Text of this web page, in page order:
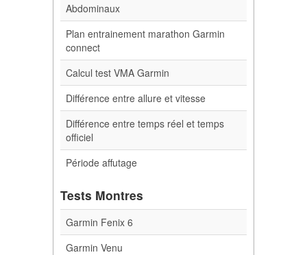
Abdominaux
Plan entrainement marathon Garmin
connect
Calcul test VMA Garmin
Différence entre allure et vitesse
Différence entre temps réel et temps
officiel
Période affutage
Tests Montres
Garmin Fenix 6
Garmin Venu